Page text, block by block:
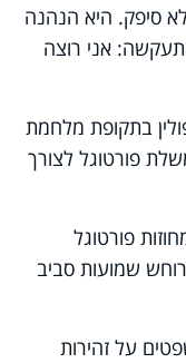
סיפק. היא הנהנה
אני רוצה
בתקופת מלחמת
פורטוגל לצורך
פורטוגל
שמועות סביב
על זהירות